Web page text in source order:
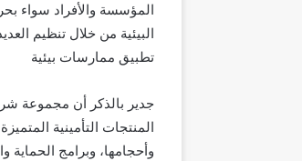
المؤسسة والأفراد سواء
البيئية من خلال تنظيم
تطبيق ممارسات بيئية
المنتجات التأمينية
وأحجامها، وبرامج الحماية